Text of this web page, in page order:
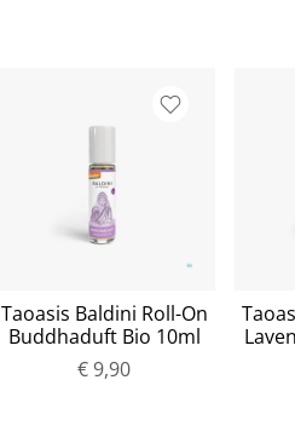
Taoasis Baldini Roll-On
Buddhaduft Bio 10ml
€ 9,90